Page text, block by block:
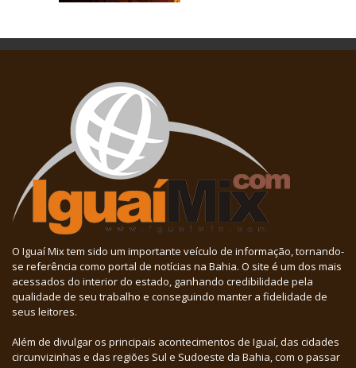
O Iguaí Mix tem sido um importante veículo de informação, tornando-
se referência como portal de notícias na Bahia. O site é um dos mais
acessados do interior do estado, ganhando credibilidade pela
qualidade de seu trabalho e conseguindo manter a fidelidade de
seus leitores.
Além de divulgar os principais acontecimentos de Iguaí, das cidades
circunvizinhas e das regiões Sul e Sudoeste da Bahia, com o passar